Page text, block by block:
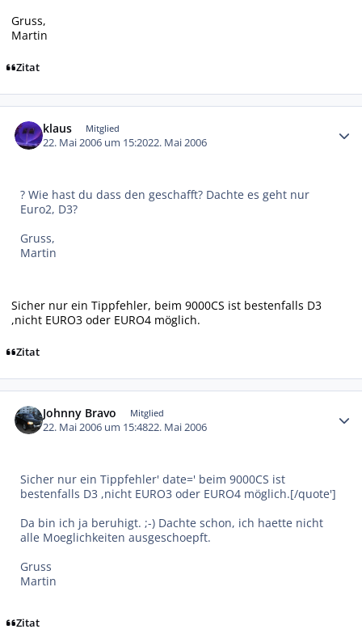
Gruss,
Martin
Zitat
klaus Mitglied
22. Mai 2006 um 15:2022. Mai 2006
? Wie hast du dass den geschafft? Dachte es geht nur
Euro2, D3?
Gruss,
Martin
Sicher nur ein Tippfehler, beim 9000CS ist bestenfalls D3
,nicht EURO3 oder EURO4 möglich.
Zitat
Johnny Bravo Mitglied
22. Mai 2006 um 15:4822. Mai 2006
Sicher nur ein Tippfehler' date=' beim 9000CS ist
bestenfalls D3 ,nicht EURO3 oder EURO4 möglich.[/quote']
Da bin ich ja beruhigt. ;-) Dachte schon, ich haette nicht
alle Moeglichkeiten ausgeschoepft.
Gruss
Martin
Zitat